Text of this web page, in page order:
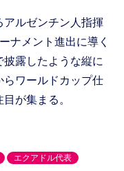
ルゼンチン人指揮
ナメント進出に導く
露したような縦に
ワールドカップ仕
が集まる。
エクアドル代表